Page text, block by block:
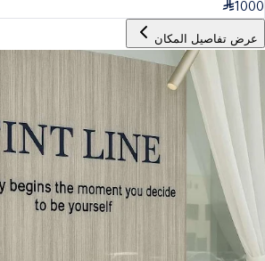
1000
عرض تفاصيل المكان